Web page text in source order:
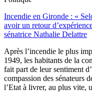
Incendie en Gironde : «
avoir un retour
sénatrice Nathalie Delattre
Après l’incendie le plus
1949, les habitants de la
fait part de leur sentiment
compassion des sénateurs
l’Etat à livrer, au plus vite,